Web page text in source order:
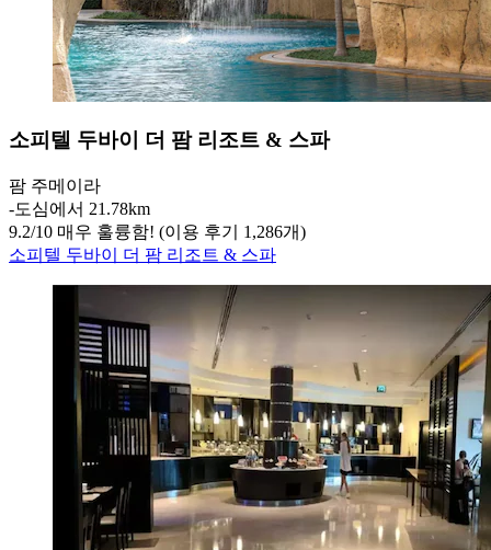
소피텔 두바이 더 팜 리조트 & 스파
팜 주메이라
‐도심에서 21.78km
9.2/10 매우 훌륭함! (이용 후기 1,286개)
소피텔 두바이 더 팜 리조트 & 스파